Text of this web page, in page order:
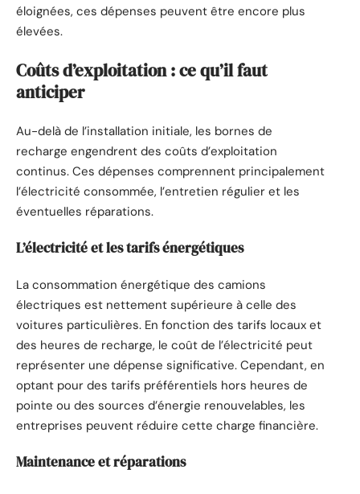
éloignées, ces dépenses peuvent être encore plus
élevées.
Coûts d’exploitation : ce qu’il faut
anticiper
Au-delà de l’installation initiale, les bornes de
recharge engendrent des coûts d’exploitation
continus. Ces dépenses comprennent principalement
l’électricité consommée, l’entretien régulier et les
éventuelles réparations.
L’électricité et les tarifs énergétiques
La consommation énergétique des camions
électriques est nettement supérieure à celle des
voitures particulières. En fonction des tarifs locaux et
des heures de recharge, le coût de l’électricité peut
représenter une dépense significative. Cependant, en
optant pour des tarifs préférentiels hors heures de
pointe ou des sources d’énergie renouvelables, les
entreprises peuvent réduire cette charge financière.
Maintenance et réparations